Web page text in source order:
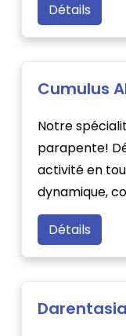
Détails
Cumulus
Notre
parapente!
activité en
dynamique,
Détails
Darentasia